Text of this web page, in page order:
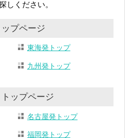
しください。
プページ
東海発トップ
九州発トップ
ップページ
名古屋発トップ
福岡発トップ